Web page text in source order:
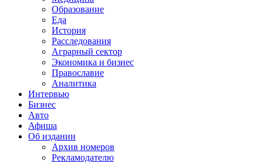
Образование
Еда
История
Расследования
Аграрный сектор
Экономика и бизнес
Православие
Аналитика
Интервью
Бизнес
Авто
Афиша
Об издании
Архив номеров
Рекламодателю